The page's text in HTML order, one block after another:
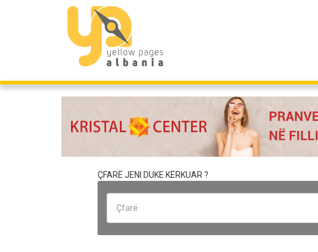
ÇFARË JENI DUKE KËRKUAR ?